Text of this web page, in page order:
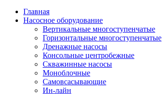
Главная
Насосное оборудование
Вертикальные многоступенчатые
Горизонтальные многоступенчатые
Дренажные насосы
Консольные центробежные
Скважинные насосы
Моноблочные
Самовсасывающие
Ин-лайн